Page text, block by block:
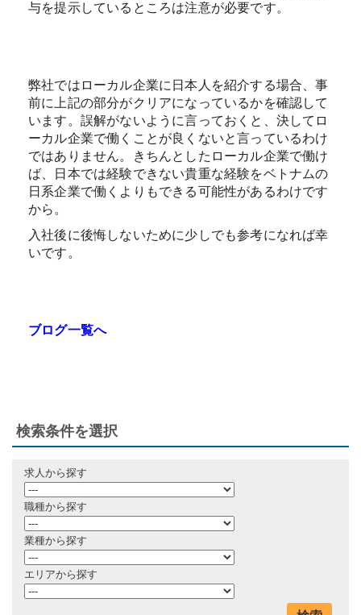
与を提示しているところは注意が必要です。
弊社ではローカル企業に日本人を紹介する場合、事
前に上記の部分がクリアになっているかを確認して
います。誤解がないように言っておくと、決してロ
ーカル企業で働くことが良くないと言っているわけ
ではありません。きちんとしたローカル企業で働け
ば、日本では経験できない貴重な経験をベトナムの
日系企業で働くよりもできる可能性があるわけです
から。
入社後に後悔しないために少しでも参考になれば幸
いです。
ブログ一覧へ
検索条件を選択
求人から探す
職種から探す
業種から探す
エリアから探す